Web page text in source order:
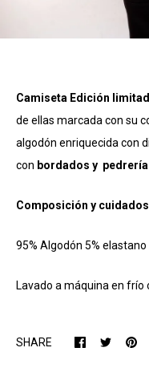
Camiseta Edición
de ellas marcada con su
algodón enriquecida con
con bordados y
Composición y
95% Algodón 5%
Lavado a máquina en frío
SHARE